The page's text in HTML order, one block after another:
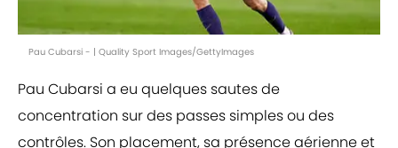
Pau Cubarsi - | Quality Sport Images/GettyImages
Pau Cubarsi a eu quelques sautes de
concentration sur des passes simples ou des
contrôles. Son placement, sa présence aérienne et